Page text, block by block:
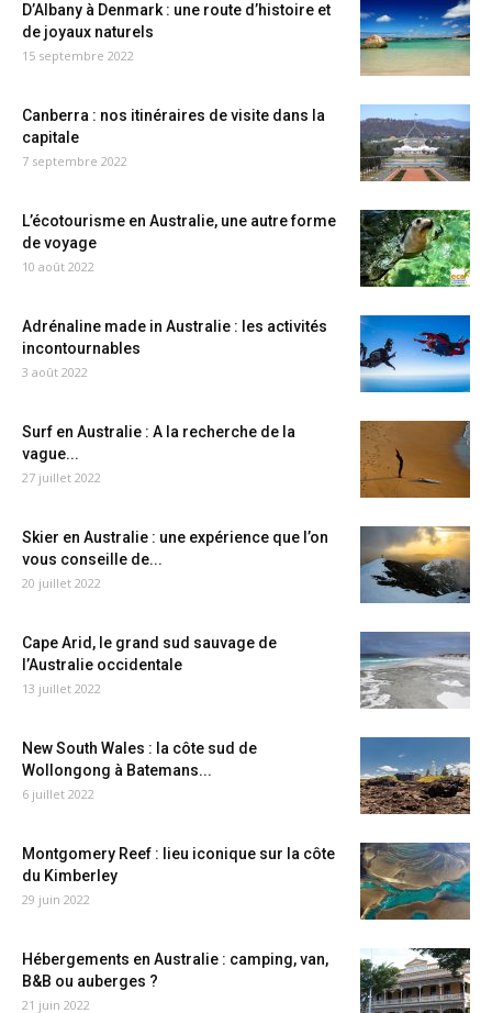
D’Albany à Denmark : une route d’histoire et
de joyaux naturels
15 septembre 2022
Canberra : nos itinéraires de visite dans la
capitale
7 septembre 2022
L’écotourisme en Australie, une autre forme
de voyage
10 août 2022
Adrénaline made in Australie : les activités
incontournables
3 août 2022
Surf en Australie : A la recherche de la
vague...
27 juillet 2022
Skier en Australie : une expérience que l’on
vous conseille de...
20 juillet 2022
Cape Arid, le grand sud sauvage de
l’Australie occidentale
13 juillet 2022
New South Wales : la côte sud de
Wollongong à Batemans...
6 juillet 2022
Montgomery Reef : lieu iconique sur la côte
du Kimberley
29 juin 2022
Hébergements en Australie : camping, van,
B&B ou auberges ?
21 juin 2022